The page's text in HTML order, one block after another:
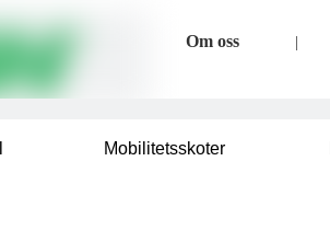
Om oss |
Mobilitetsskoter